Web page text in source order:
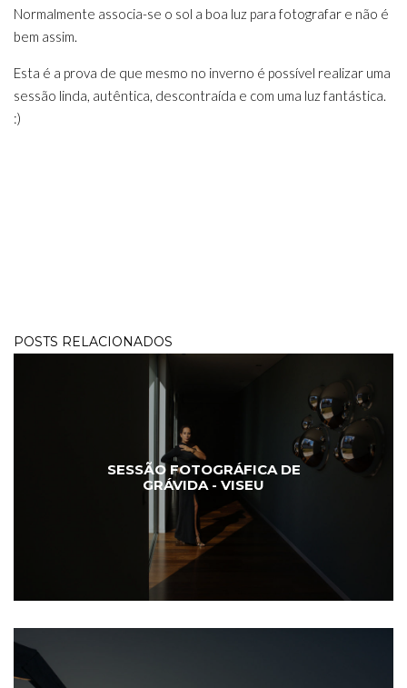
Normalmente associa-se o sol a boa luz para fotografar e não é
bem assim.
Esta é a prova de que mesmo no inverno é possível realizar uma
sessão linda, autêntica, descontraída e com uma luz fantástica.
:)
POSTS RELACIONADOS
SESSÃO FOTOGRÁFICA DE
GRÁVIDA - VISEU